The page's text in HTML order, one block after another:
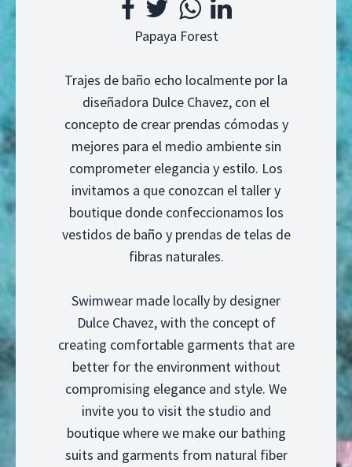
Papaya Forest
Trajes de baño echo localmente por la
diseñadora Dulce Chavez, con el
concepto de crear prendas cómodas y
mejores para el medio ambiente sin
comprometer elegancia y estilo. Los
invitamos a que conozcan el taller y
boutique donde confeccionamos los
vestidos de baño y prendas de telas de
fibras naturales.
Swimwear made locally by designer
Dulce Chavez, with the concept of
creating comfortable garments that are
better for the environment without
compromising elegance and style. We
invite you to visit the studio and
boutique where we make our bathing
suits and garments from natural fiber